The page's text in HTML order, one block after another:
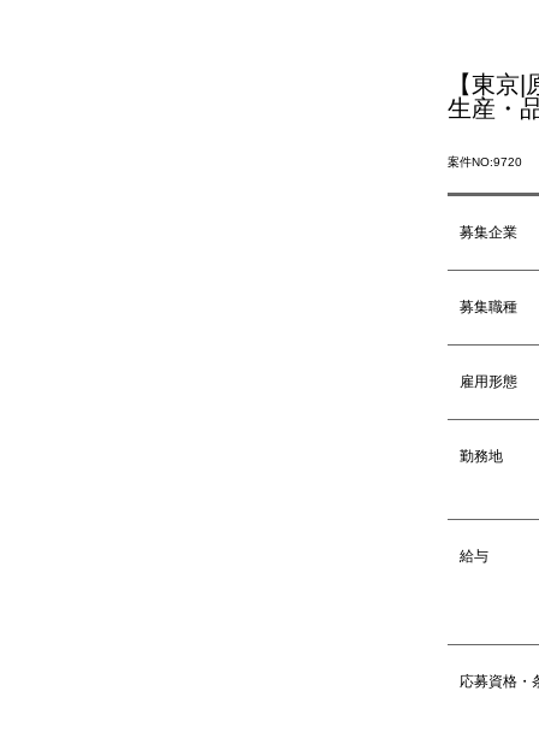
【東京
生産・
案件NO:9720
募集企業
募集職種
雇用形態
勤務地
給与
応募資格・